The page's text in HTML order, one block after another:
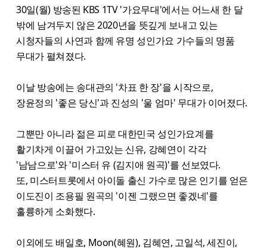
30일(월) 방송된 KBS 1TV '가요무대'에서는 어느새 한 달
밖에 남겨두지 않은 2020년을 뜻깊게 보내고 있는
시청자들의 사연과 함께 유명 성인가요 가수들의 명품
무대가 펼쳐졌다.
이날 방송에는 송대관의 '차표 한 장'을 시작으로,
장윤정의 '좋은 당신'과 진성의 '울 엄마' 무대가 이어졌다.
그뿐만 아니라 젊은 피로 대한민국 성인가요계를
활기차게 이끌어 가고있는 신유, 강혜연이 각각
'남남으로'와 '미스터 유 (김지애 원곡)'를 선보였다.
또, 미스터트롯에서 아이돌 출신 가수로 많은 인기를 얻은
이도진이 조용필 원곡의 '이젠 그랬으면 좋겠네'를
훌륭하게 소화했다.
이외에도 배일호, Moon(혜원), 김혜연, 고일석, 세진이,